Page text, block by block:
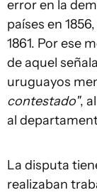
error en la
países en
1861. Por ese
de aquel
uruguayos
contestado",
al
La disputa
realizaban